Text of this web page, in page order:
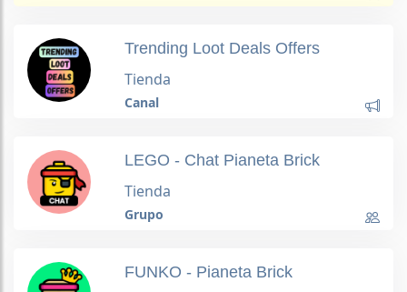
Trending Loot Deals Offers
Tienda
Canal
LEGO - Chat Pianeta Brick
Tienda
Grupo
FUNKO - Pianeta Brick